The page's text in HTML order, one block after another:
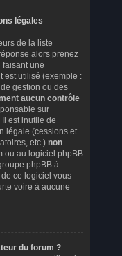
légales
de la liste
alors prenez
une
est utilisé (exemple :
gestion ou des
aucun contrôle
sur
est inutile de
légale (cessions et
etc.) non
ou au logiciel phpBB
phpBB à
de ce logiciel vous
voire à aucune
du forum ?